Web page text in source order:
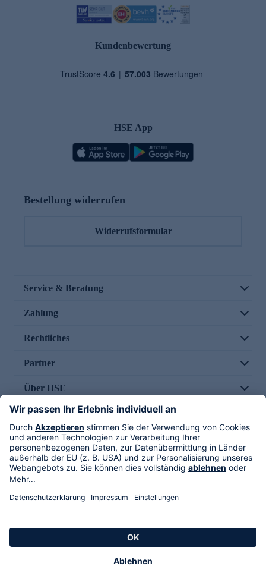
Kundenbewertung
HSE App
Bestellung widerrufen
Widerrufsformular
Service & Beratung
Zahlung
Rechtliches
Partner
Über HSE
Im TV
HSE International